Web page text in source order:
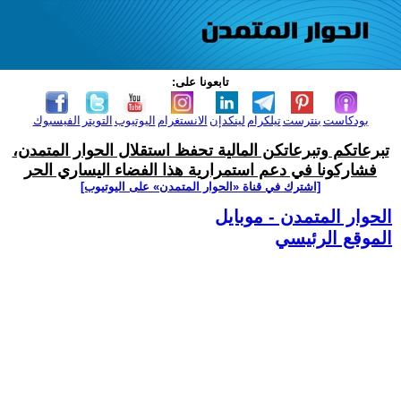
تابعونا على:
الفيسبوك التويتر اليوتيوب الانستغرام لينكدإن تيلكرامبنترست بودكاست
تبرعاتكم وتبرعاتكن المالية تحفظ استقلال الحوار المتمدن،
فشاركونا في دعم استمرارية هذا الفضاء اليساري الحر
[اشترك في قناة ‫«الحوار المتمدن» على اليوتيوب]
الحوار المتمدن - موبايل
الموقع الرئيسي